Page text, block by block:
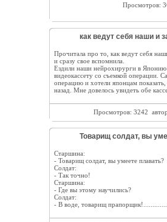
Просмотров:
как ведут себя наши и
Прочитала про то, как ведут себя
и сразу свое вспомнила.
Ездили наши нейрохирурги в Японию
видеокассету со съемкой операции.
операцию и хотели японцам показать,
назад. Мне довелось увидеть обе
Просмотров: 3242
Товарищ солдат, вы
Старшина:
- Товарищ солдат, вы умеете плавать?
Солдат:
- Так точно!
Старшина:
- Где вы этому научились?
Солдат:
- В воде, товарищ